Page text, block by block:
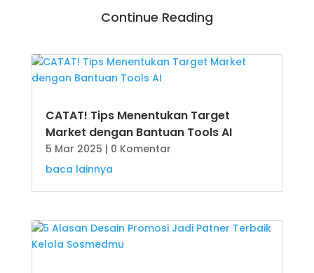
Continue Reading
CATAT! Tips Menentukan Target
Market dengan Bantuan Tools AI
5 Mar 2025 | 0 Komentar
baca lainnya